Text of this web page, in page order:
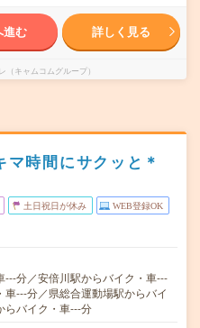
進む 詳しく見る
（キャムコムグループ）
マ時間にサクッと＊
土日祝日が休み WEB登録OK
---分／安倍川駅からバイク・車---
---分／県総合運動場駅からバイ
らバイク・車---分